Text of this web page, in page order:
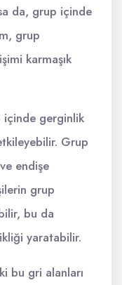
da, grup içinde
grup
karmaşık
içinde gerginlik
Grup
endişe
grup
bu da
yaratabilir.
bu gri alanları